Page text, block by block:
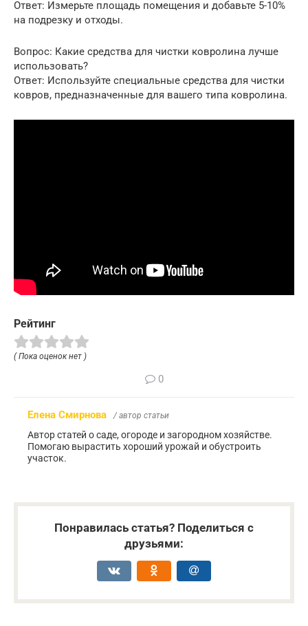
Ответ: Измерьте площадь помещения и добавьте 5-10%
на подрезку и отходы.
Вопрос: Какие средства для чистки ковролина лучше
использовать?
Ответ: Используйте специальные средства для чистки
ковров, предназначенные для вашего типа ковролина.
Рейтинг
( Пока оценок нет )
0
Елена Смирнова / автор статьи
Автор статей о саде, огороде и загородном хозяйстве.
Помогаю вырастить хороший урожай и обустроить
участок.
Понравилась статья? Поделиться с
друзьями: